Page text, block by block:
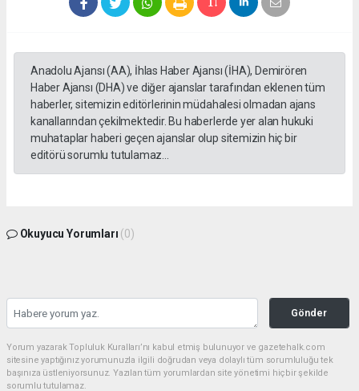
Anadolu Ajansı (AA), İhlas Haber Ajansı (İHA), Demirören
Haber Ajansı (DHA) ve diğer ajanslar tarafından eklenen tüm
haberler, sitemizin editörlerinin müdahalesi olmadan ajans
kanallarından çekilmektedir. Bu haberlerde yer alan hukuki
muhataplar haberi geçen ajanslar olup sitemizin hiç bir
editörü sorumlu tutulamaz...
Okuyucu Yorumları (0)
Gönder
Yorum yazarak Topluluk Kuralları’nı kabul etmiş bulunuyor ve gazetehalk.com
sitesine yaptığınız yorumunuzla ilgili doğrudan veya dolaylı tüm sorumluluğu tek
başınıza üstleniyorsunuz. Yazılan tüm yorumlardan site yönetimi hiçbir şekilde
sorumlu tutulamaz.